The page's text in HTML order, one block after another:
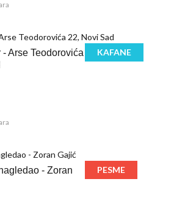
Arse Teodorovića
KAFANE
- Zoran
PESME